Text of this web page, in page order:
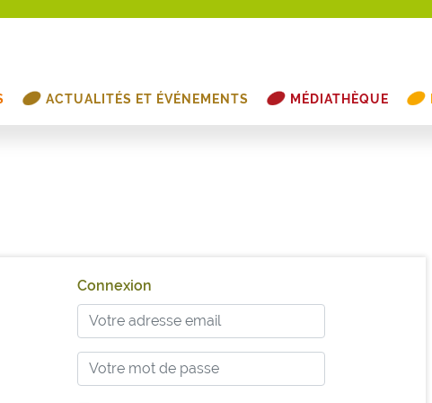
ACTUALITÉS ET ÉVÉNEMENTS MÉDIATHÈQUE
Connexion